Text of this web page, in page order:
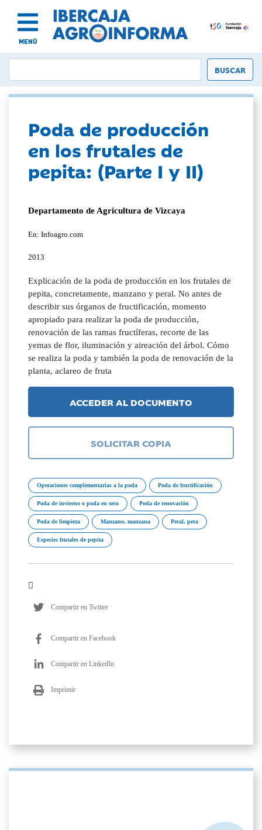
MENÚ
Poda de producción
en los frutales de
pepita: (Parte I y II)
Departamento de Agricultura de Vizcaya
En: Infoagro.com
2013
Explicación de la poda de producción en los frutales de
pepita, concretamente, manzano y peral. No antes de
describir sus órganos de fructificación, momento
apropiado para realizar la poda de producción,
renovación de las ramas fructíferas, recorte de las
yemas de flor, iluminación y aireación del árbol. Cómo
se realiza la poda y también la poda de renovación de la
planta, aclareo de fruta
ACCEDER AL DOCUMENTO
SOLICITAR COPIA
Operaciones complementarias a la poda Poda de fructificación
Poda de invierno o poda en seco Poda de renovación
Poda de limpieza Manzano, manzana Peral, pera
Especies frutales de pepita
Compartir en Twitter
Compartir en Facebook
Compartir en LinkedIn
Imprimir